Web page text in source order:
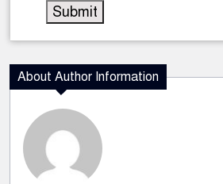
About Author Information